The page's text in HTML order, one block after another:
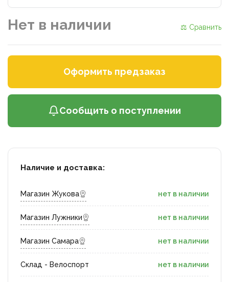
Нет в наличии ⚖ Сравнить
Оформить предзаказ
Сообщить о поступлении
Наличие и доставка:
Магазин Жукова нет в наличии
Магазин Лужники нет в наличии
Магазин Самара нет в наличии
Склад - Велоспорт нет в наличии